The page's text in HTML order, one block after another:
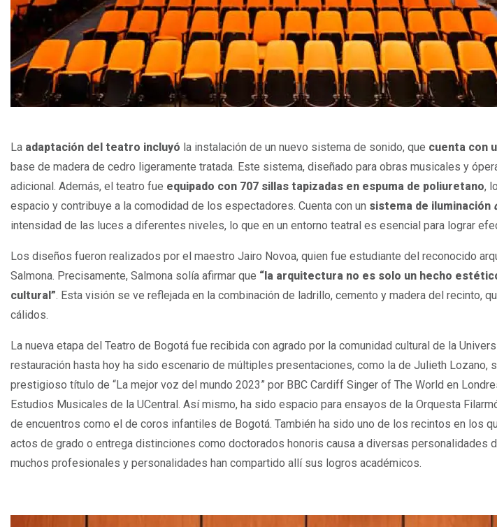
La adaptación del teatro incluyó la instalación de un nuevo sistema de sonido, que cuenta con
base de madera de cedro ligeramente tratada. Este sistema, diseñado para obras musicales y
adicional. Además, el teatro fue equipado con 707 sillas tapizadas en espuma de poliuretano,
espacio y contribuye a la comodidad de los espectadores. Cuenta con un sistema de iluminación
intensidad de las luces a diferentes niveles, lo que en un entorno teatral es esencial para lograr
Los diseños fueron realizados por el maestro Jairo Novoa, quien fue estudiante del reconocido
Salmona. Precisamente, Salmona solía afirmar que “la arquitectura no es solo un hecho
cultural”. Esta visión se ve reflejada en la combinación de ladrillo, cemento y madera del recinto,
cálidos.
La nueva etapa del Teatro de Bogotá fue recibida con agrado por la comunidad cultural de la
restauración hasta hoy ha sido escenario de múltiples presentaciones, como la de Julieth Lozano,
prestigioso título de “La mejor voz del mundo 2023” por BBC Cardiff Singer of The World en
Estudios Musicales de la UCentral. Así mismo, ha sido espacio para ensayos de la Orquesta
de encuentros como el de coros infantiles de Bogotá. También ha sido uno de los recintos en los
actos de grado o entrega distinciones como doctorados honoris causa a diversas personalidades
muchos profesionales y personalidades han compartido allí sus logros académicos.